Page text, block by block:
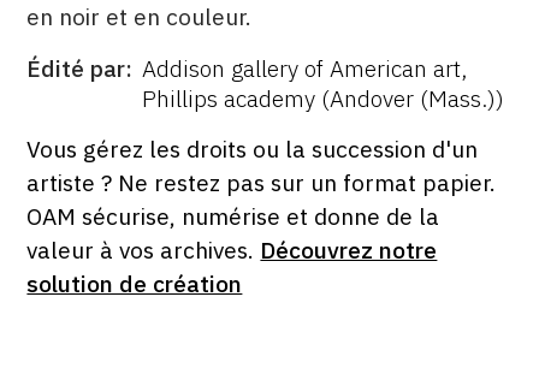
en noir et en couleur.
ÉDITÉ
Édité par Addison gallery of American art,
Phillips academy (Andover (Mass.))
FORMAT
ÉTAT
Vous gérez les droits ou la succession d'un
artiste ? Ne restez pas sur un format papier.
OAM sécurise, numérise et donne de la
valeur à vos archives. Découvrez notre
solution de création